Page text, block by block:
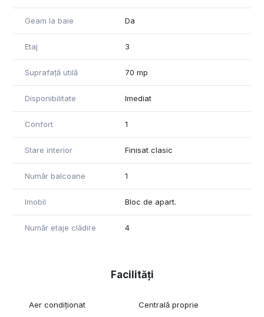
Geam la baie Da
Etaj 3
Suprafață utilă 70 mp
Disponibilitate Imediat
Confort 1
Stare interior Finisat clasic
Număr balcoane 1
Imobil Bloc de apart.
Număr etaje clădire 4
Facilități
Aer condiționat Centrală proprie